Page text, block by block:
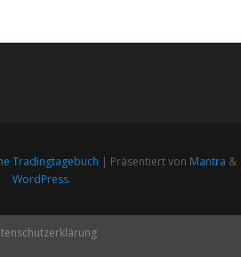
Tradingtagebuch | Präsentiert von Mantra &
WordPress.